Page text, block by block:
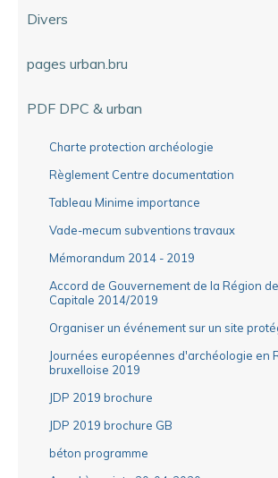
Divers
pages urban.bru
PDF DPC & urban
Charte protection archéologie
Règlement Centre documentation
Tableau Minime importance
Vade-mecum subventions travaux
Mémorandum 2014 - 2019
Accord de Gouvernement de la Région
Capitale 2014/2019
Organiser un événement sur un site
Journées européennes d'archéologie en
bruxelloise 2019
JDP 2019 brochure
JDP 2019 brochure GB
béton programme